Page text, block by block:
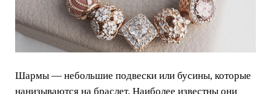
Шармы — небольшие подвески или бусины, которые
нанизываются на браслет. Наиболее известны они